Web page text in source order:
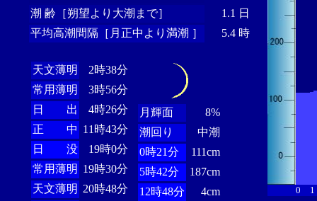
潮 齢［朔望より大潮まで］
1.1 日
平均高潮間隔［月正中より満潮 ］
5.4 時
天文薄明
2時38分
常用薄明
3時56分
日 出
4時26分
正 中 11時43分
日 没
19時0分
常用薄明 19時30分
天文薄明 20時48分
月輝面
8%
潮回り
中潮
0時21分
111cm
5時42分
187cm
12時48分
4cm
0 1